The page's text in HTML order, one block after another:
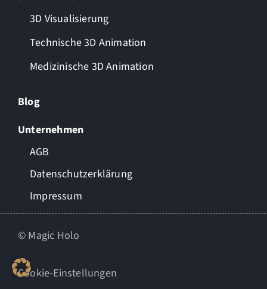
3D Visualisierung
Technische 3D Animation
Medizinische 3D Animation
Blog
Unternehmen
AGB
Datenschutzerklärung
Impressum
© Magic Holo
Cookie-Einstellungen